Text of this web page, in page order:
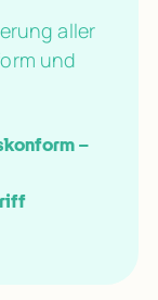
aller
und
–